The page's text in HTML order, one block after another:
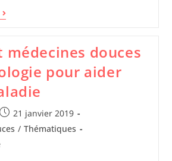
médecines douces
pour aider
21 janvier 2019
/ Thématiques